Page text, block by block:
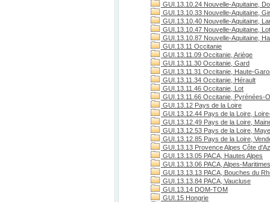
GUI.13.10.24 Nouvelle-Aquitaine,
GUI.13.10.33 Nouvelle-Aquitaine,
GUI.13.10.40 Nouvelle-Aquitaine,
GUI.13.10.47 Nouvelle-Aquitaine,
GUI.13.10.87 Nouvelle-Aquitaine,
GUI.13.11 Occitanie
GUI.13.11.09 Occitanie, Ariège
GUI.13.11.30 Occitanie, Gard
GUI.13.11.31 Occitanie, Haute-
GUI.13.11.34 Occitanie, Hérault
GUI.13.11.46 Occitanie, Lot
GUI.13.11.66 Occitanie, Pyrénées-
GUI.13.12 Pays de la Loire
GUI.13.12.44 Pays de la Loire,
GUI.13.12.49 Pays de la Loire,
GUI.13.12.53 Pays de la Loire,
GUI.13.12.85 Pays de la Loire,
GUI.13.13 Provence Alpes Côte
GUI.13.13.05 PACA, Hautes Alpes
GUI.13.13.06 PACA, Alpes-Maritimes
GUI.13.13.13 PACA, Bouches du
GUI.13.13.84 PACA, Vaucluse
GUI.13.14 DOM-TOM
GUI.15 Hongrie